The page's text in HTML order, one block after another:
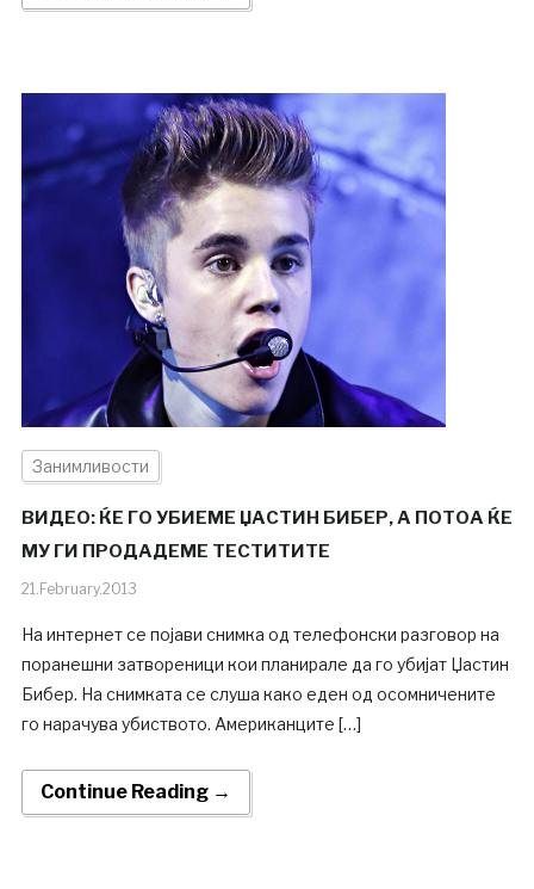
Занимливости
ВИДЕО: ЌЕ ГО УБИЕМЕ ЏАСТИН БИБЕР, А ПОТОА ЌЕ
МУ ГИ ПРОДАДЕМЕ ТЕСТИТИТЕ
21.February.2013
На интернет се појави снимка од телефонски разговор на
поранешни затвореници кои планирале да го убијат Џастин
Бибер. На снимката се слуша како еден од осомничените
го нарачува убиството. Американците […]
Continue Reading →